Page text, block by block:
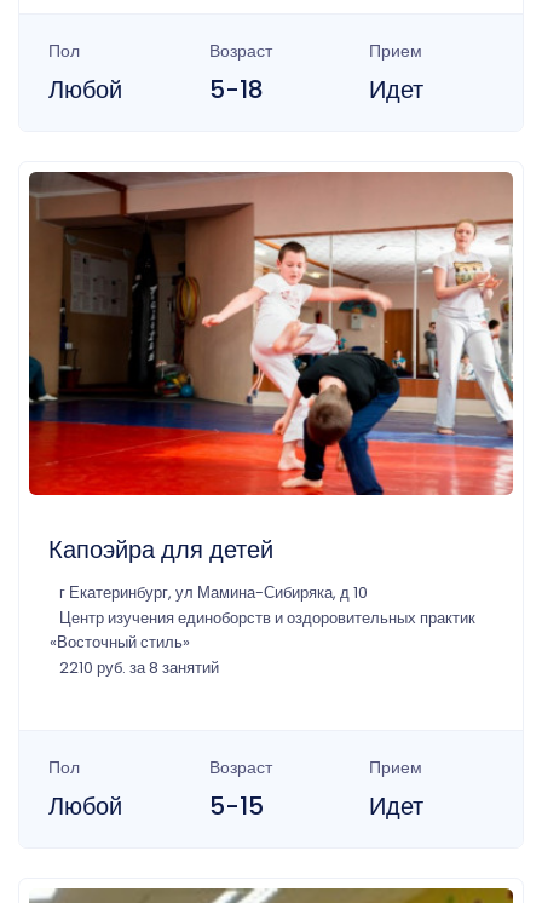
Пол
Любой
Возраст
5-18
Прием
Идет
Капоэйра для детей
г Екатеринбург, ул Мамина-Сибиряка, д 10
Центр изучения единоборств и оздоровительных практик
«Восточный стиль»
2210 руб. за 8 занятий
Пол
Любой
Возраст
5-15
Прием
Идет